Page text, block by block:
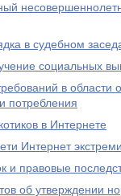
в судебном
социальных
в
потребления
в Интернете
Интернет
и правовые
об утверждении